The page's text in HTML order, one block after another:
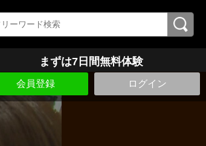
まずは7日間無料体験
会員登録 ログイン